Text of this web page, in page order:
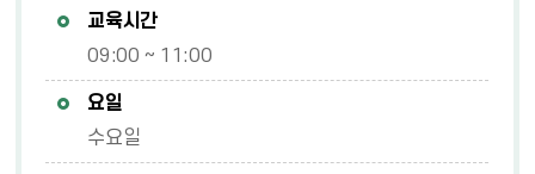
교육시간
09:00 ~ 11:00
요일
수요일